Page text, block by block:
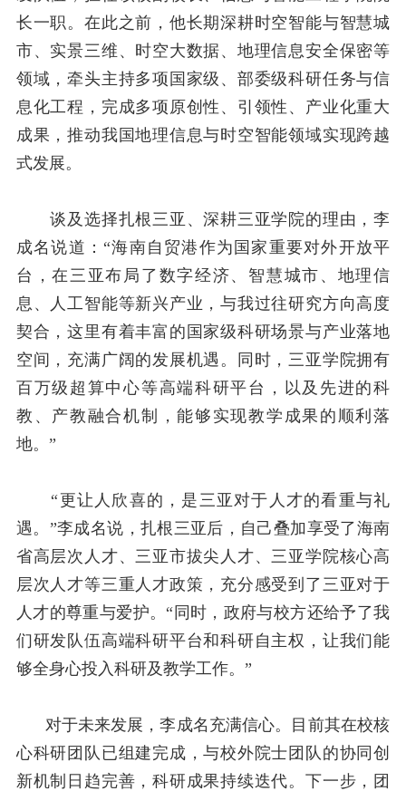
长一职。在此之前，他长期深耕时空智能与智慧城
市、实景三维、时空大数据、地理信息安全保密等
领域，牵头主持多项国家级、部委级科研任务与信
息化工程，完成多项原创性、引领性、产业化重大
成果，推动我国地理信息与时空智能领域实现跨越
式发展。
谈及选择扎根三亚、深耕三亚学院的理由，李
成名说道：“海南自贸港作为国家重要对外开放平
台，在三亚布局了数字经济、智慧城市、地理信
息、人工智能等新兴产业，与我过往研究方向高度
契合，这里有着丰富的国家级科研场景与产业落地
空间，充满广阔的发展机遇。同时，三亚学院拥有
百万级超算中心等高端科研平台，以及先进的科
教、产教融合机制，能够实现教学成果的顺利落
地。”
“更让人欣喜的，是三亚对于人才的看重与礼
遇。”李成名说，扎根三亚后，自己叠加享受了海南
省高层次人才、三亚市拔尖人才、三亚学院核心高
层次人才等三重人才政策，充分感受到了三亚对于
人才的尊重与爱护。“同时，政府与校方还给予了我
们研发队伍高端科研平台和科研自主权，让我们能
够全身心投入科研及教学工作。”
对于未来发展，李成名充满信心。目前其在校核
心科研团队已组建完成，与校外院士团队的协同创
新机制日趋完善，科研成果持续迭代。下一步，团